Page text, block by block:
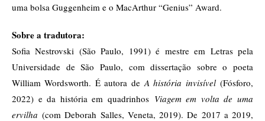
uma bolsa Guggenheim e o MacArthur “Genius” Award.
Sobre a tradutora:
Sofia Nestrovski (São Paulo, 1991) é mestre em Letras pela
Universidade de São Paulo, com dissertação sobre o poeta
William Wordsworth. É autora de A história invisível(Fósforo,
2022) e da história em quadrinhos Viagem em volta de uma
ervilha (com Deborah Salles, Veneta, 2019). De 2017 a 2019,